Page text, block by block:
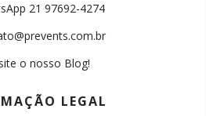
21 97692-4274
o nosso Blog!
LEGAL